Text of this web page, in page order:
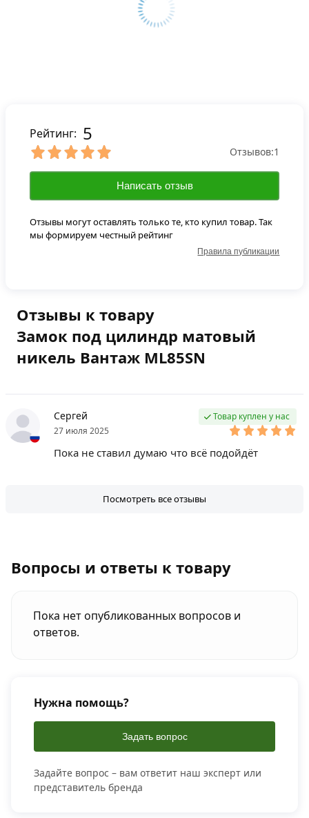
Отзывы к товару
Замок под цилиндр матовый
никель Вантаж ML85SN
Сергей
27 июля 2025
Товар куплен у нас
Пока не ставил думаю что всё подойдёт
Посмотреть все отзывы
Рейтинг: 5
Отзывов:1
Написать отзыв
Отзывы могут оставлять только те, кто купил товар. Так
мы формируем честный рейтинг
Правила публикации
Вопросы и ответы к товару
Пока нет опубликованных вопросов и
ответов.
Нужна помощь?
Задать вопрос
Задайте вопрос – вам ответит наш эксперт или
представитель бренда